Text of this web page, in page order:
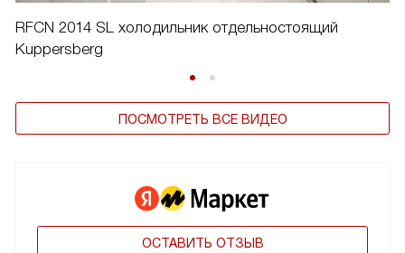
RFCN 2014 SL холодильник отдельностоящий
Kuppersberg
ПОСМОТРЕТЬ ВСЕ ВИДЕО
ОСТАВИТЬ ОТЗЫВ